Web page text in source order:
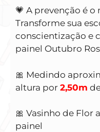
💗 A prevenção é
Transforme sua
conscientização e
painel Outubro
🎀 Medindo
altura por 2,50m
🎀 Vasinho de
painel